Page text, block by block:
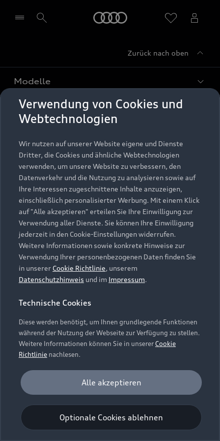
Zurück nach oben
Modelle
Alle Modelle
Elektromodelle
Plug-in-Hybride
Kaufen & leasen
Neuwagensuche
Gebrauchtwagensuche
Gebrauchtwagen
Finanzierung
Aktionen & Angebote
Geschäftskunden
Saisonale Angebote
Audi Services
Garantie
Audi digital services
myAudi
Support
Kundenservice
Händlersuche
Audi Code
Häufige Fragen (FAQ)
Audi Online Beratung
Bordbuch & Bedienungsanleitungen
Verträge kündigen
Vertrag widerrufen
Über Audi
Unternehmen
Karriere
Investor Relations
Presse & Media Center
Datenschutz
Audi erleben
Newsletter
© 2026 AUDI AG. Alle Rechte vorbehalten
Datenschutzinformation
Cookie-Richtlinie
Barrierefreiheit
Digital Services Act
EU Data Act
Embleme am Fahrzeug bei allen Abbildungen auf dieser
Webseite kann abweichen.
Verwendung von Cookies und
Webtechnologien
Wir nutzen auf unserer Website eigene und Dienste
Dritter, die Cookies und ähnliche Webtechnologien
verwenden, um unsere Website zu verbessern, den
Datenverkehr und die Nutzung zu analysieren sowie auf
Ihre Interessen zugeschnittene Inhalte anzuzeigen,
einschließlich personalisierter Werbung. Mit einem Klick
auf "Alle akzeptieren" erteilen Sie Ihre Einwilligung zur
Verwendung aller Dienste. Sie können Ihre Einwilligung
jederzeit in den Cookie-Einstellungen widerrufen.
Weitere Informationen sowie konkrete Hinweise zur
Verwendung Ihrer personenbezogenen Daten finden Sie
in unserer Cookie Richtlinie, unserem
Datenschutzhinweis und im Impressum.
Technische Cookies
Diese werden benötigt, um Ihnen grundlegende Funktionen
während der Nutzung der Webseite zur Verfügung zu stellen.
Weitere Informationen können Sie in unsererCookie
Richtlinie nachlesen.
Analyse und Statistik
Performance Cookies sammeln Informationen
darüber, wie unsere Webseite genutzt wird (z. B.
Anzahl der Besuche, Verweildauer). Diese Cookies
werden zur Optimierung der Webseite verwendet.
Optionale Cookies ablehnen
Alle akzeptieren